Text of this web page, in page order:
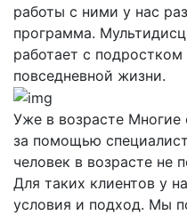
работы с ними у нас
программа.
работает с подростком
повседневной жизни.
Уже в возрасте Многие
за помощью
человек в возрасте не
Для таких клиентов у
условия и подход. Мы